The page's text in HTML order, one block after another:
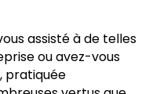
assisté à de telles
ou avez-vous
pratiquée